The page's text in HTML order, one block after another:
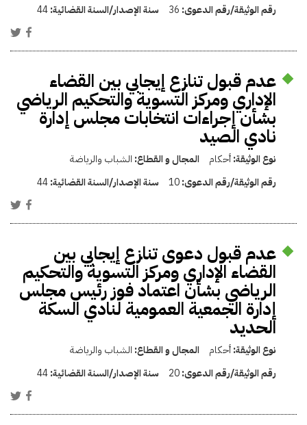
رقم الوثيقة/رقم الدعوى: 36 سنة الإصدار/السنة القضائية:44
عدم قبول تنازع إيجابي بين القضاء
الإداري ومركز التسوية والتحكيم الرياضي
بشأن إجراءات انتخابات مجلس إدارة
نادي الصيد
نوع الوثيقة:أحكام المجال و القطاع: الشباب والرياضة
رقم الوثيقة/رقم الدعوى:10 سنة الإصدار/السنة القضائية:44
عدم قبول دعوى تنازع إيجابي بين
القضاء الإداري ومركز التسوية والتحكيم
الرياضي بشأن اعتماد فوز رئيس مجلس
إدارة الجمعية العمومية لنادي السكة
الحديد
نوع الوثيقة:أحكام المجال و القطاع: الشباب والرياضة
رقم الوثيقة/رقم الدعوى:20 سنة الإصدار/السنة القضائية:44